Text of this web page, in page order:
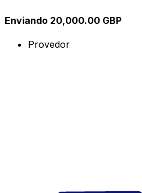
Enviando 20,000.00 GBP
Provedor